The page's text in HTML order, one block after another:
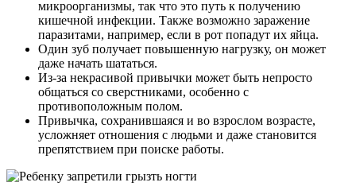
микроорганизмы, так что это путь к получению
кишечной инфекции. Также возможно заражение
паразитами, например, если в рот попадут их яйца.
Один зуб получает повышенную нагрузку, он может
даже начать шататься.
Из-за некрасивой привычки может быть непросто
общаться со сверстниками, особенно с
противоположным полом.
Привычка, сохранившаяся и во взрослом возрасте,
усложняет отношения с людьми и даже становится
препятствием при поиске работы.